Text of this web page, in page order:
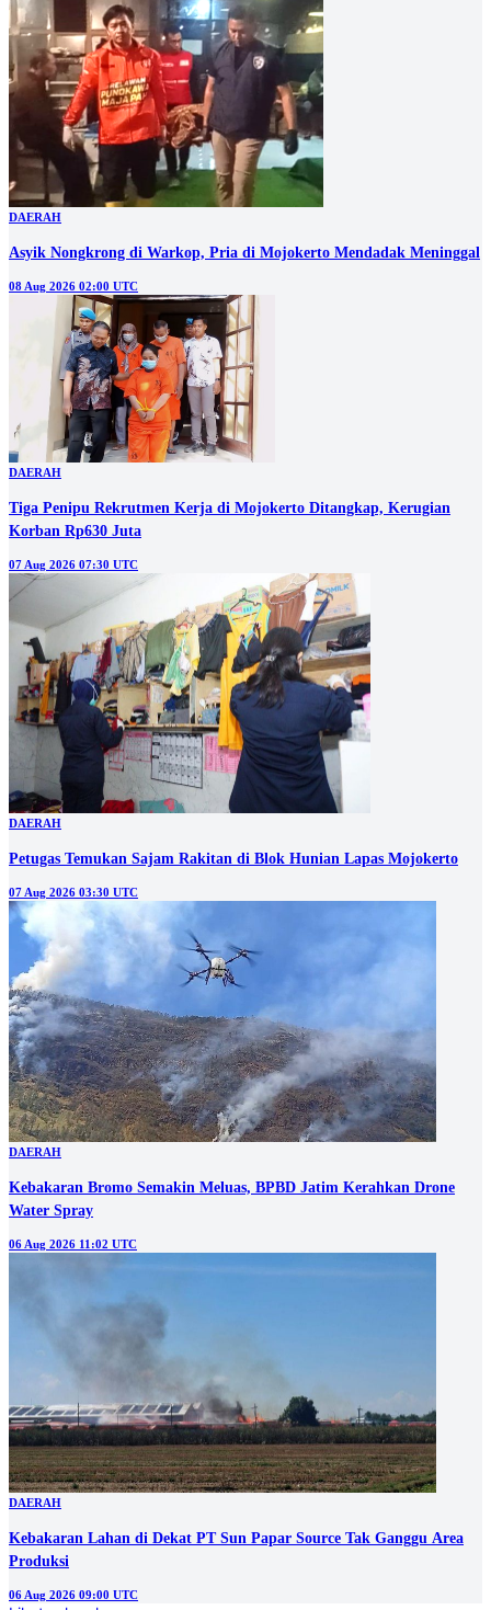
DAERAH
Asyik Nongkrong di Warkop, Pria di Mojokerto Mendadak Meninggal
08 Aug 2026 02:00 UTC
DAERAH
Tiga Penipu Rekrutmen Kerja di Mojokerto Ditangkap, Kerugian
Korban Rp630 Juta
07 Aug 2026 07:30 UTC
DAERAH
Petugas Temukan Sajam Rakitan di Blok Hunian Lapas Mojokerto
07 Aug 2026 03:30 UTC
DAERAH
Kebakaran Bromo Semakin Meluas, BPBD Jatim Kerahkan Drone
Water Spray
06 Aug 2026 11:02 UTC
DAERAH
Kebakaran Lahan di Dekat PT Sun Papar Source Tak Ganggu Area
Produksi
06 Aug 2026 09:00 UTC